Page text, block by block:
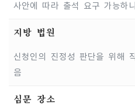
사안에 따라 출석 요구 가능하
지방 법원
신청인의 진정성 판단을 위해
음
심문 장소